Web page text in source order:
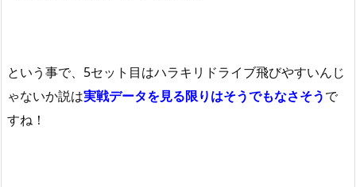
という事で、5セット目はハラキリドライブ飛びやすいんじ
ゃないか説は実戦データを見る限りはそうでもなさそうで
すね！